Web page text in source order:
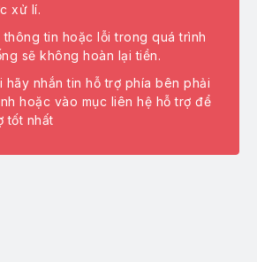
xử lí.
thông tin hoặc lỗi trong quá trình
sẽ không hoàn lại tiền.
hãy nhắn tin hỗ trợ phía bên phải
hoặc vào mục liên hệ hỗ trợ để
tốt nhất